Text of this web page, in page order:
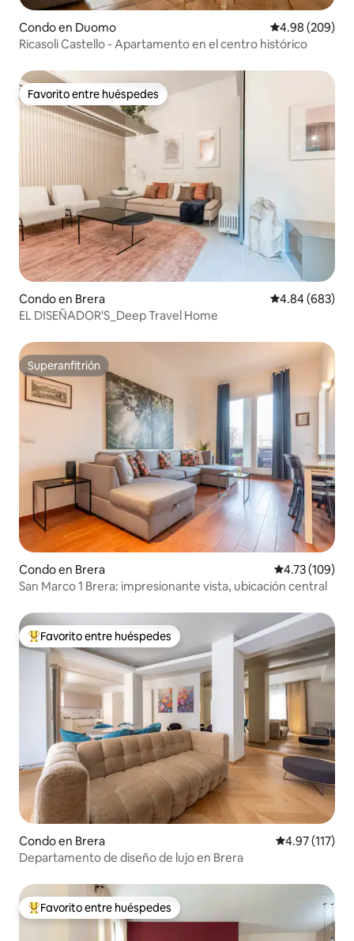
Condo en Duomo Calificación
4.98 (209)
Ricasoli Castello - Apartamento en el centro histórico
Favorito entre huéspedes
Favorito entre huéspedes
Condo en Brera Calificación
4.84 (683)
EL DISEÑADOR'S_Deep Travel Home
Superanfitrión
Superanfitrión
Condo en Brera Calificación
4.73 (109)
San Marco 1 Brera: impresionante vista, ubicación central
Favorito entre huéspedes preferido
Favorito entre huéspedes
Condo en Brera Calificación
4.97 (117)
Departamento de diseño de lujo en Brera
Favorito entre huéspedes preferido
Favorito entre huéspedes